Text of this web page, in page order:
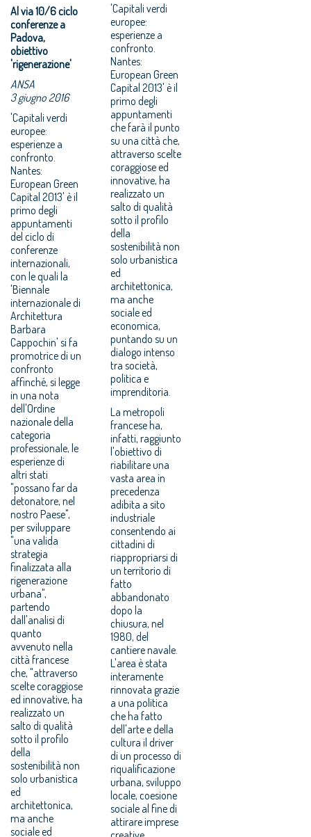
Al via 10/6 ciclo
conferenze a
Padova,
obiettivo
'rigenerazione'
ANSA
3 giugno 2016
'Capitali verdi
europee:
esperienze a
confronto.
Nantes:
European Green
Capital 2013' è il
primo degli
appuntamenti
del ciclo di
conferenze
internazionali,
con le quali la
'Biennale
internazionale di
Architettura
Barbara
Cappochin' si fa
promotrice di un
confronto
affinché, si legge
in una nota
dell'Ordine
nazionale della
categoria
professionale, le
esperienze di
altri stati
"possano far da
detonatore, nel
nostro Paese",
per sviluppare
"una valida
strategia
finalizzata alla
rigenerazione
urbana",
partendo
dall'analisi di
quanto
avvenuto nella
città francese
che, "attraverso
scelte coraggiose
ed innovative, ha
realizzato un
salto di qualità
sotto il profilo
della
sostenibilità non
solo urbanistica
ed
architettonica,
ma anche
sociale ed
'Capitali verdi
europee:
esperienze a
confronto.
Nantes:
European Green
Capital 2013' è il
primo degli
appuntamenti
che farà il punto
su una città che,
attraverso scelte
coraggiose ed
innovative, ha
realizzato un
salto di qualità
sotto il profilo
della
sostenibilità non
solo urbanistica
ed
architettonica,
ma anche
sociale ed
economica,
puntando su un
dialogo intenso
tra società,
politica e
imprenditoria.
La metropoli
francese ha,
infatti, raggiunto
l'obiettivo di
riabilitare una
vasta area in
precedenza
adibita a sito
industriale
consentendo ai
cittadini di
riappropriarsi di
un territorio di
fatto
abbandonato
dopo la
chiusura, nel
1980, del
cantiere navale.
L'area è stata
interamente
rinnovata grazie
a una politica
che ha fatto
dell'arte e della
cultura il driver
di un processo di
riqualificazione
urbana, sviluppo
locale, coesione
sociale al fine di
attirare imprese